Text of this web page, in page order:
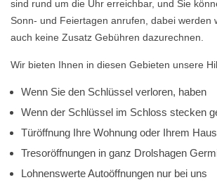
sind rund um die Uhr erreichbar, und Sie
Sonn- und Feiertagen anrufen, dabei werden
auch keine Zusatz Gebühren dazurechnen.
Wir bieten Ihnen in diesen Gebieten unsere
Wenn Sie den Schlüssel verloren, haben
Wenn der Schlüssel im Schloss stecken
Türöffnung Ihre Wohnung oder Ihrem Haus
Tresoröffnungen in ganz Drolshagen
Lohnenswerte Autoöffnungen nur bei uns